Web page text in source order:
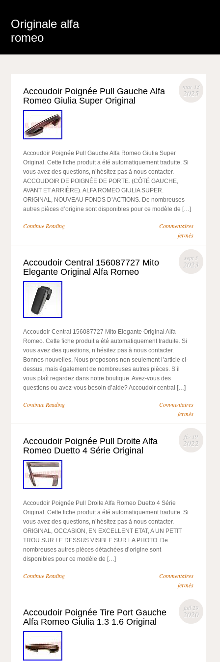
Originale alfa
romeo
mar 13
2025
Accoudoir Poignée Pull Gauche Alfa
Romeo Giulia Super Original
Accoudoir Poignée Pull Gauche Alfa Romeo Giulia Super
Original. Cette fiche produit a été automatiquement traduite. Si
vous avez des questions, n’hésitez pas à nous contacter.
ACCOUDOIR DE POIGNÉE DE PORTE. (CÔTÉ GAUCHE,
AVANT ET ARRIÈRE). ALFA ROMEO GIULIA SUPER.
ORIGINAL, NOUVEAU FONDS D’ACTIONS. De nombreuses
autres pièces d’origine sont disponibles pour ce modèle de […]
Continue Reading
Commentaires
fermés
sept 3
2023
Accoudoir Central 156087727 Mito
Elegante Original Alfa Romeo
Accoudoir Central 156087727 Mito Elegante Original Alfa
Romeo. Cette fiche produit a été automatiquement traduite. Si
vous avez des questions, n’hésitez pas à nous contacter.
Bonnes nouvelles, Nous proposons non seulement l’article ci-
dessus, mais également de nombreuses autres pièces. S’il
vous plaît regardez dans notre boutique. Avez-vous des
questions ou avez-vous besoin d’aide? Accoudoir central […]
Continue Reading
Commentaires
fermés
fév 19
2022
Accoudoir Poignée Pull Droite Alfa
Romeo Duetto 4 Série Original
Accoudoir Poignée Pull Droite Alfa Romeo Duetto 4 Série
Original. Cette fiche produit a été automatiquement traduite. Si
vous avez des questions, n’hésitez pas à nous contacter.
ORIGINAL, OCCASION, EN EXCELLENT ETAT, A UN PETIT
TROU SUR LE DESSUS VISIBLE SUR LA PHOTO. De
nombreuses autres pièces détachées d’origine sont
disponibles pour ce modèle de […]
Continue Reading
Commentaires
fermés
juil 29
2020
Accoudoir Poignée Tire Port Gauche
Alfa Romeo Giulia 1.3 1.6 Original